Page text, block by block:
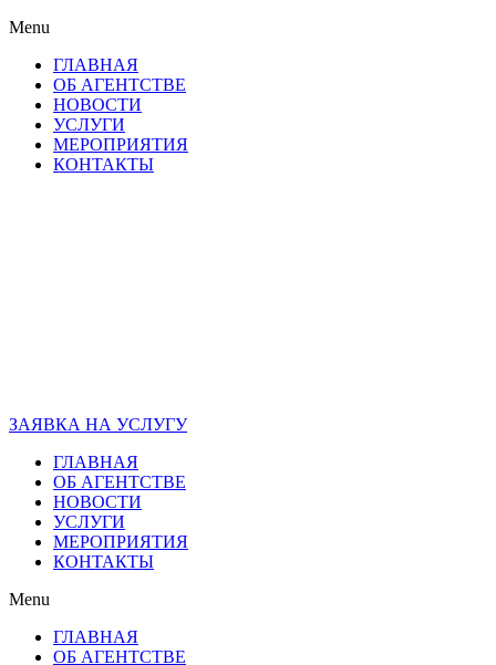
Menu
ГЛАВНАЯ
ОБ АГЕНТСТВЕ
НОВОСТИ
УСЛУГИ
МЕРОПРИЯТИЯ
КОНТАКТЫ
ЗАЯВКА НА УСЛУГУ
ГЛАВНАЯ
ОБ АГЕНТСТВЕ
НОВОСТИ
УСЛУГИ
МЕРОПРИЯТИЯ
КОНТАКТЫ
Menu
ГЛАВНАЯ
ОБ АГЕНТСТВЕ